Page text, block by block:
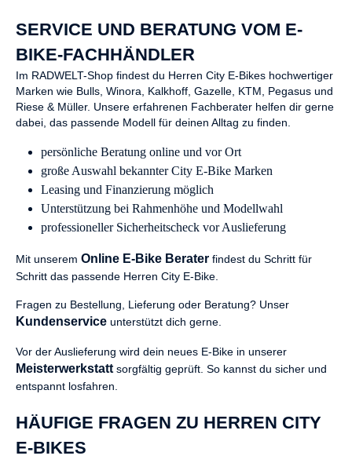
SERVICE UND BERATUNG VOM E-
BIKE-FACHHÄNDLER
Im RADWELT-Shop findest du Herren City E-Bikes hochwertiger
Marken wie Bulls, Winora, Kalkhoff, Gazelle, KTM, Pegasus und
Riese & Müller. Unsere erfahrenen Fachberater helfen dir gerne
dabei, das passende Modell für deinen Alltag zu finden.
persönliche Beratung online und vor Ort
große Auswahl bekannter City E-Bike Marken
Leasing und Finanzierung möglich
Unterstützung bei Rahmenhöhe und Modellwahl
professioneller Sicherheitscheck vor Auslieferung
Mit unserem Online E-Bike Berater findest du Schritt für
Schritt das passende Herren City E-Bike.
Fragen zu Bestellung, Lieferung oder Beratung? Unser
Kundenservice unterstützt dich gerne.
Vor der Auslieferung wird dein neues E-Bike in unserer
Meisterwerkstatt sorgfältig geprüft. So kannst du sicher und
entspannt losfahren.
HÄUFIGE FRAGEN ZU HERREN CITY
E-BIKES